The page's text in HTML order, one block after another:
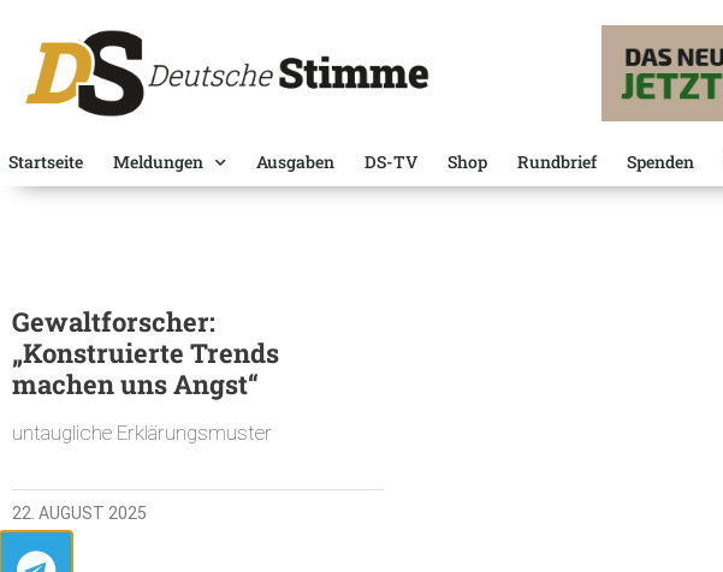
Startseite Meldungen Ausgaben DS-TV Shop Rundbrief Spenden
Gewaltforscher:
„Konstruierte Trends
machen uns Angst“
untaugliche Erklärungsmuster
22. AUGUST 2025